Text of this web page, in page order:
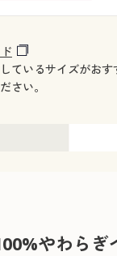
ているサイズがおす
さい。
やわらぎ